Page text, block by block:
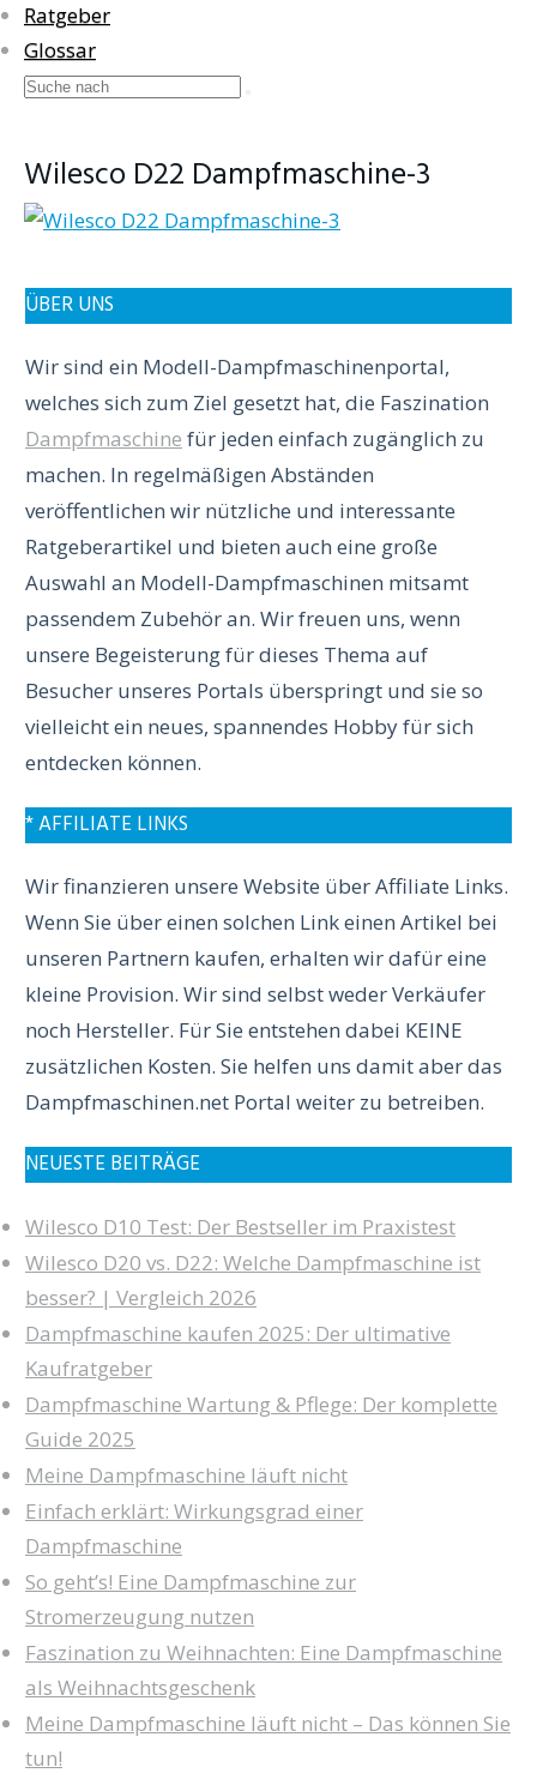
Ratgeber
Glossar
Wilesco D22 Dampfmaschine-3
ÜBER UNS
Wir sind ein Modell-Dampfmaschinenportal,
welches sich zum Ziel gesetzt hat, die Faszination
Dampfmaschine für jeden einfach zugänglich zu
machen. In regelmäßigen Abständen
veröffentlichen wir nützliche und interessante
Ratgeberartikel und bieten auch eine große
Auswahl an Modell-Dampfmaschinen mitsamt
passendem Zubehör an. Wir freuen uns, wenn
unsere Begeisterung für dieses Thema auf
Besucher unseres Portals überspringt und sie so
vielleicht ein neues, spannendes Hobby für sich
entdecken können.
* AFFILIATE LINKS
Wir finanzieren unsere Website über Affiliate Links.
Wenn Sie über einen solchen Link einen Artikel bei
unseren Partnern kaufen, erhalten wir dafür eine
kleine Provision. Wir sind selbst weder Verkäufer
noch Hersteller. Für Sie entstehen dabei KEINE
zusätzlichen Kosten. Sie helfen uns damit aber das
Dampfmaschinen.net Portal weiter zu betreiben.
NEUESTE BEITRÄGE
Wilesco D10 Test: Der Bestseller im Praxistest
Wilesco D20 vs. D22: Welche Dampfmaschine ist
besser? | Vergleich 2026
Dampfmaschine kaufen 2025: Der ultimative
Kaufratgeber
Dampfmaschine Wartung & Pflege: Der komplette
Guide 2025
Meine Dampfmaschine läuft nicht
Einfach erklärt: Wirkungsgrad einer
Dampfmaschine
So geht’s! Eine Dampfmaschine zur
Stromerzeugung nutzen
Faszination zu Weihnachten: Eine Dampfmaschine
als Weihnachtsgeschenk
Meine Dampfmaschine läuft nicht – Das können Sie
tun!